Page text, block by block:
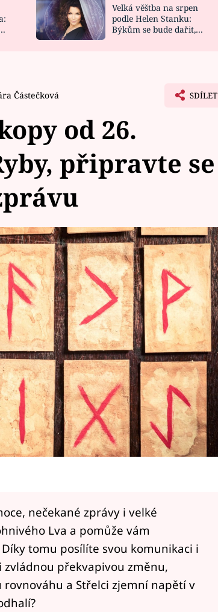
NOVINKY
VIDEORECEPTY
Velká věštba na srpen
podle Helen Stanku:
Býkům se bude dařit,
Částečková SDÍLET
od 26.
připravte se
nečekané zprávy i velké
Lva a pomůže vám
tomu posílíte svou komunikaci i
překvapivou změnu,
a Střelci zjemní napětí v